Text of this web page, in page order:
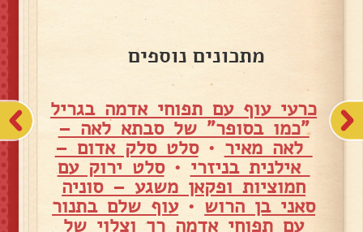
מתכונים נוספים
כרעי עוף עם תפוחי אדמה בגריל
"כמו בסופר" של סבתא לאה –
לאה מאיר •סלט סלק אדום –
אילנית בניזרי •סלט ירוק עם
חמוציות ופקאן משגע – סוניה
סאני בן הרוש •עוף שלם בתנור
עם תפוחי אדמה רך וצלוי של